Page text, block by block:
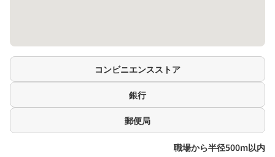
コンビニエンスストア
銀行
郵便局
職場から半径500m以内